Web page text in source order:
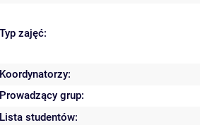
Typ zajęć:
Koordynatorzy:
Prowadzący grup:
Lista studentów: